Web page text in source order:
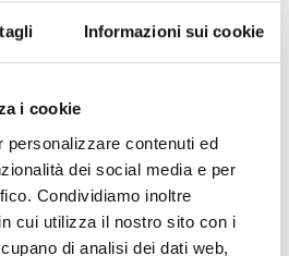
Informazioni sui cookie
i cookie
personalizzare contenuti ed
dei social media e per
Condividiamo inoltre
cui utilizza il nostro sito con i
di analisi dei dati web,
the programme “Guardiamo
run by Associazione “Amici del
some of them very recent,
in Italy, or distributed only in an
as “Man on Wire”, “Katyn”,
Cherie”. Some of them had
different cultures, far from
that are often repressed.